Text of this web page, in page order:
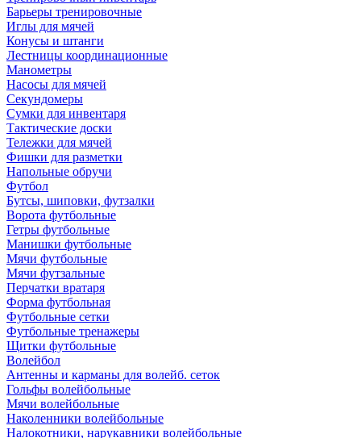
Барьеры тренировочные
Иглы для мячей
Конусы и штанги
Лестницы координационные
Манометры
Насосы для мячей
Секундомеры
Сумки для инвентаря
Тактические доски
Тележки для мячей
Фишки для разметки
Напольные обручи
Футбол
Бутсы, шиповки, футзалки
Ворота футбольные
Гетры футбольные
Манишки футбольные
Мячи футбольные
Мячи футзальные
Перчатки вратаря
Форма футбольная
Футбольные сетки
Футбольные тренажеры
Щитки футбольные
Волейбол
Антенны и карманы для волейб. сеток
Гольфы волейбольные
Мячи волейбольные
Наколенники волейбольные
Налокотники, нарукавники волейбольные